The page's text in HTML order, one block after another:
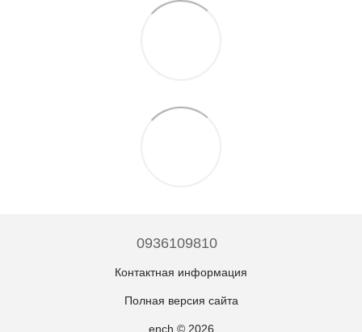
0936109810
Контактная информация
Полная версия сайта
ench © 2026